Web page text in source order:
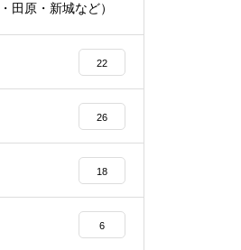
田原・新城など）
22
26
18
6